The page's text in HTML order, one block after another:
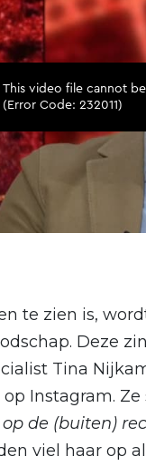
te zien is,
Deze
Tina
Instagram. Ze
de (buiten)
viel haar op